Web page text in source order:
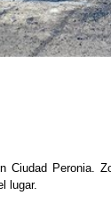
Ciudad Peronia.
lugar.